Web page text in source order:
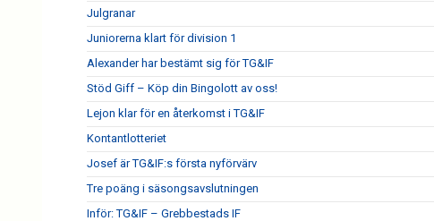
Julgranar
Juniorerna klart för division 1
Alexander har bestämt sig för TG&IF
Stöd Giff – Köp din Bingolott av oss!
Lejon klar för en återkomst i TG&IF
Kontantlotteriet
Josef är TG&IF:s första nyförvärv
Tre poäng i säsongsavslutningen
Inför: TG&IF – Grebbestads IF